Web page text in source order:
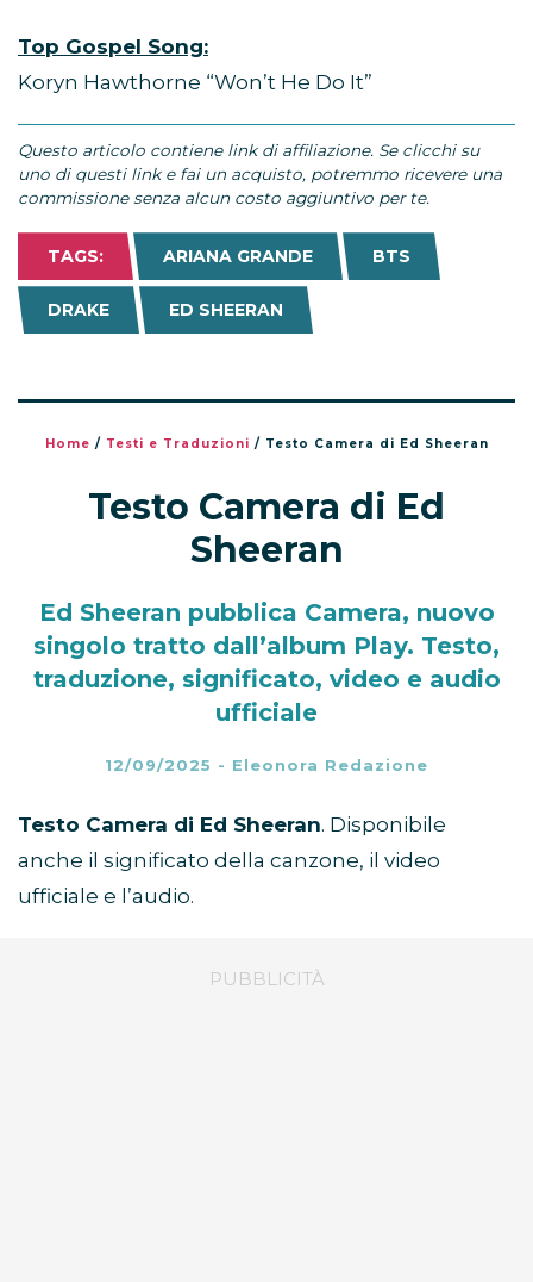
Top Gospel Song:
Koryn Hawthorne “Won’t He Do It”
Questo articolo contiene link di affiliazione. Se clicchi su
uno di questi link e fai un acquisto, potremmo ricevere una
commissione senza alcun costo aggiuntivo per te.
TAGS: ARIANA GRANDE BTS
DRAKE ED SHEERAN
Home / Testi e Traduzioni / Testo Camera di Ed Sheeran
Testo Camera di Ed
Sheeran
Ed Sheeran pubblica Camera, nuovo
singolo tratto dall’album Play. Testo,
traduzione, significato, video e audio
ufficiale
12/09/2025 - Eleonora Redazione
Testo Camera di Ed Sheeran. Disponibile
anche il significato della canzone, il video
ufficiale e l’audio.